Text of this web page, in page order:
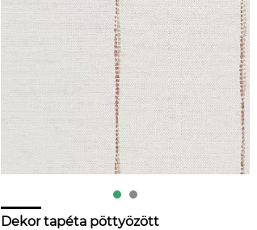
Dekor tapéta pöttyözött